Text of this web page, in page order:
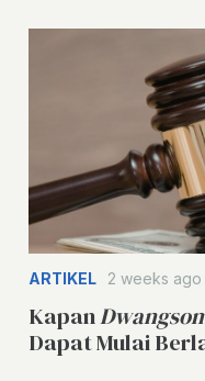
ARTIKEL 2 weeks ago
Kapan
Dapat Mulai